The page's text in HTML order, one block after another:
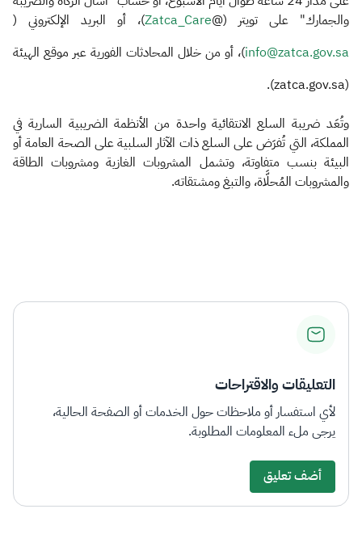
والجمارك" على تويتر (@Zatca_Care)، أو البريد الإلكتروني (
info@zatca.gov.sa)، أو من خلال المحادثات الفورية عبر موقع الهيئة
(zatca.gov.sa).
وتُعَد ضريبة السلع الانتقائية واحدة من الأنظمة الضريبية السارية في
المملكة، التي تُفرَض على السلع ذات الآثار السلبية على الصحة العامة أو
البيئة بنسب متفاوتة، وتشمل المشروبات الغازية ومشروبات الطاقة
والمشروبات المُحلَّاة، والتبغ ومشتقاته.​
التعليقات والاقتراحات
لأي استفسار أو ملاحظات حول الخدمات أو الصفحة الحالية،
يرجى ملء المعلومات المطلوبة.
أضف تعليق